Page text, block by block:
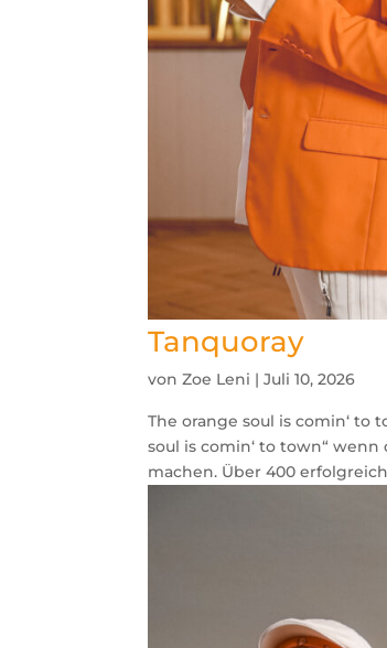
Tanquoray
vonZoe Leni |Juli 10, 2026
The orange soul is comin‘ to
soul is comin‘ to town“
machen. Über 400